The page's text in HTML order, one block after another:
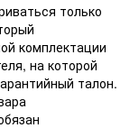
только
комплектации
на которой
талон.